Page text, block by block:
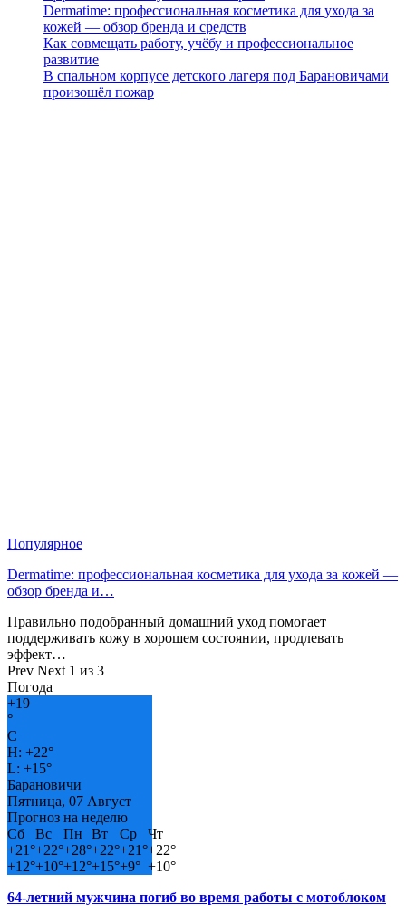
Dermatime: профессиональная косметика для ухода за
кожей — обзор бренда и средств
Как совмещать работу, учёбу и профессиональное
развитие
В спальном корпусе детского лагеря под Барановичами
произошёл пожар
Популярное
Dermatime: профессиональная косметика для ухода за кожей —
обзор бренда и…
Правильно подобранный домашний уход помогает
поддерживать кожу в хорошем состоянии, продлевать
эффект…
Prev Next 1 из 3
Погода
+19
°
C
H: +22°
L: +15°
Барановичи
Пятница, 07 Август
Прогноз на неделю
Сб
Вс Пн Вт Ср
Чт
+21°+22°+28°+22°+21°+22°
+12°+10°+12°+15°+9° +10°
64-летний мужчина погиб во время работы с мотоблоком